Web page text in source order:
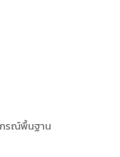
รณ์พื้นฐาน